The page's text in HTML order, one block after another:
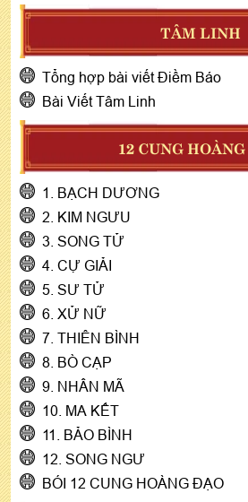
TÂM LINH
Tổng hợp bài viết Điềm Báo
Bài Viết Tâm Linh
12 CUNG
1. BẠCH DƯƠNG
2. KIM NGƯU
3. SONG TỬ
4. CỰ GIẢI
5. SƯ TỬ
6. XỬ NỮ
7. THIÊN BÌNH
8. BÒ CẠP
9. NHÂN MÃ
10. MA KẾT
11. BẢO BÌNH
12. SONG NGƯ
BÓI 12 CUNG HOÀNG ĐẠO